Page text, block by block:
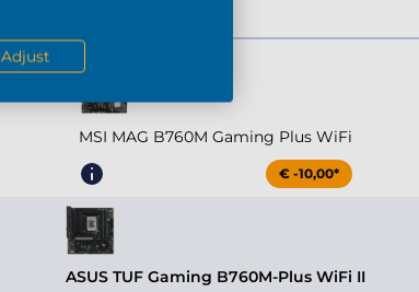
MSI MAG B760M Gaming Plus WiFi
€ -10,00*
ASUS TUF Gaming B760M-Plus WiFi II
Adjust